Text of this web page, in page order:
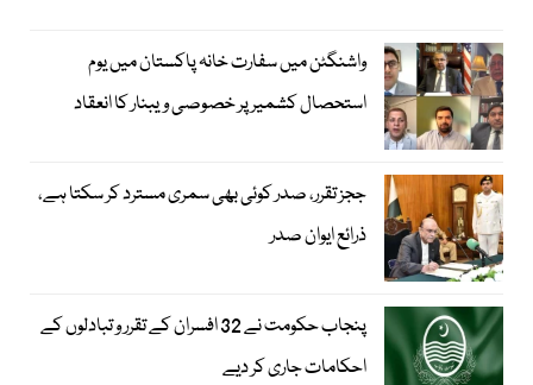
واشنگٹن میں سفارت خانہ پاکستان میں یوم
استحصال کشمیر پر خصوصی ویبنار کا انعقاد
ججز تقرر، صدر کوئی بھی سمری مسترد کر سکتا ہے،
ذرائع ایوان صدر
پنجاب حکومت نے 32 افسران کے تقرر و تبادلوں کے
احکامات جاری کر دیے